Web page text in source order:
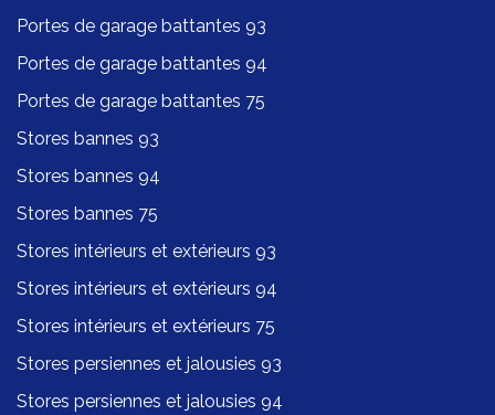
Portes de garage battantes 93
Portes de garage battantes 94
Portes de garage battantes 75
Stores bannes 93
Stores bannes 94
Stores bannes 75
Stores intérieurs et extérieurs 93
Stores intérieurs et extérieurs 94
Stores intérieurs et extérieurs 75
Stores persiennes et jalousies 93
Stores persiennes et jalousies 94